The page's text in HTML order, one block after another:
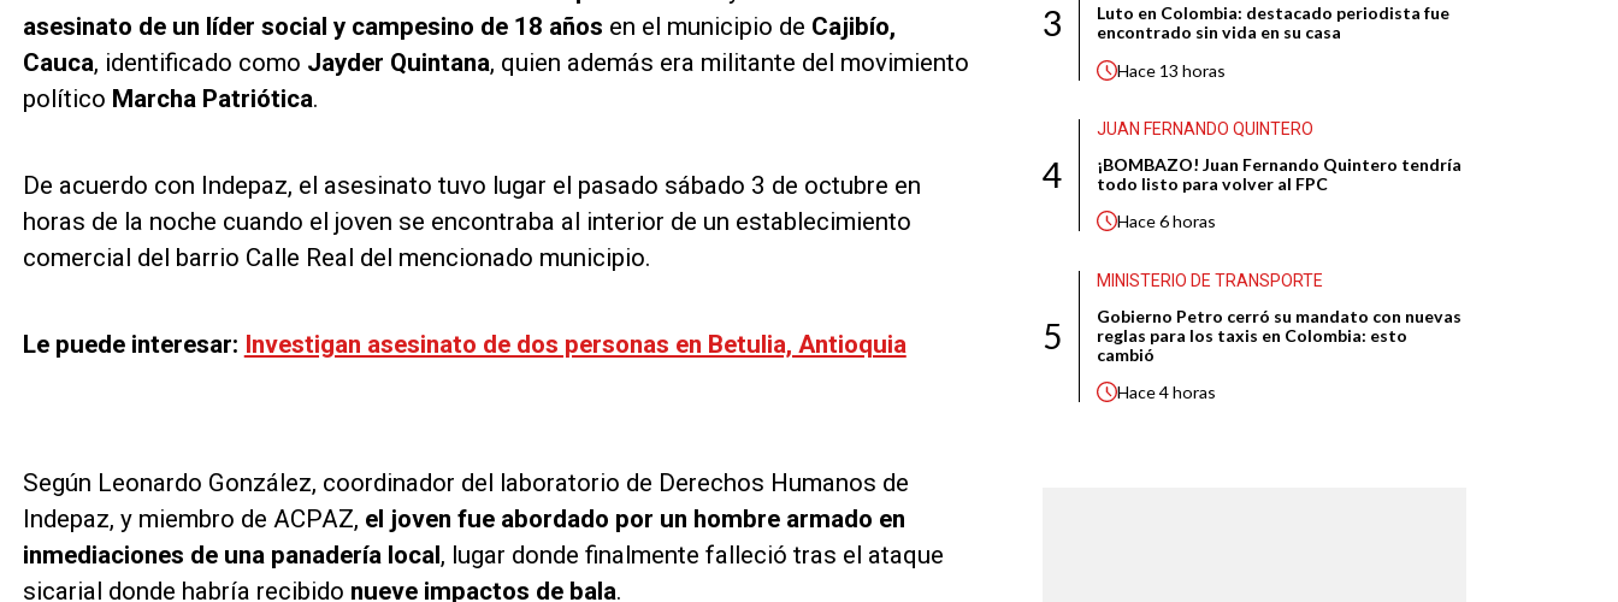
asesinato de un líder social y campesino de 18 años en el municipio de Cajibío,
Cauca, identificado como Jayder Quintana, quien además era militante del movimiento
político Marcha Patriótica.
De acuerdo con Indepaz, el asesinato tuvo lugar el pasado sábado 3 de octubre en
horas de la noche cuando el joven se encontraba al interior de un establecimiento
comercial del barrio Calle Real del mencionado municipio.
Le puede interesar: Investigan asesinato de dos personas en Betulia, Antioquia
Según Leonardo González, coordinador del laboratorio de Derechos Humanos de
Indepaz, y miembro de ACPAZ, el joven fue abordado por un hombre armado en
inmediaciones de una panadería local, lugar donde finalmente falleció tras el ataque
sicarial donde habría recibido nueve impactos de bala.
3
Luto en Colombia: destacado periodista fue
encontrado sin vida en su casa
Hace 13 horas
4
JUAN FERNANDO QUINTERO
¡BOMBAZO! Juan Fernando Quintero tendría
todo listo para volver al FPC
Hace6 horas
5
MINISTERIO DE TRANSPORTE
Gobierno Petro cerró su mandato con nuevas
reglas para los taxis en Colombia: esto
cambió
Hace4 horas